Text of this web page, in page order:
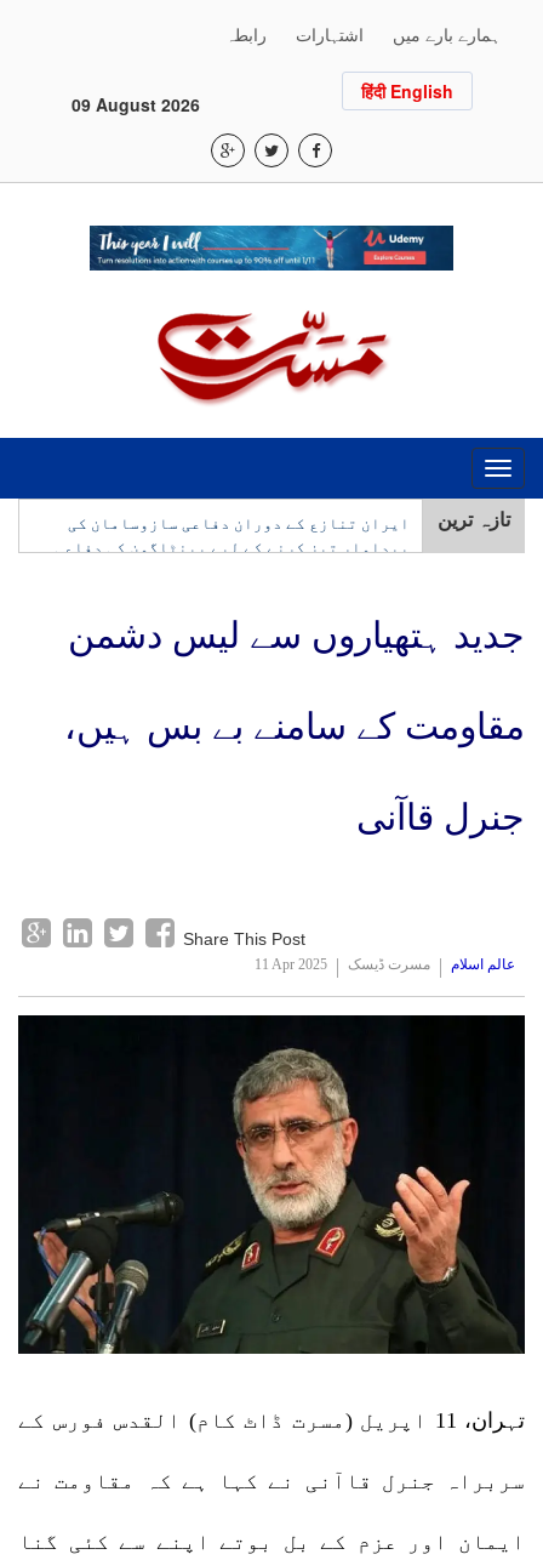
ہمارے بارے میں اشتہارات رابطہ
09 August 2026
हिंदी English
Toggle
navigation
تازہ ترین
ایران تنازع کے دوران دفاعی سازوسامان کی
پیداوار تیز کرنے کے لیے پینٹاگون کی دفاعی
جدید ہتھیاروں سے لیس دشمن
مقاومت کے سامنے بے بس ہیں،
جنرل قاآنی
Share This Post
11 Apr 2025 مسرت ڈیسک عالم اسلام
تہران، 11 اپریل (مسرت ڈاٹ کام) القدس فورس کے
سربراہ جنرل قاآنی نے کہا ہے کہ مقاومت نے
ایمان اور عزم کے بل بوتے اپنے سے کئی گنا